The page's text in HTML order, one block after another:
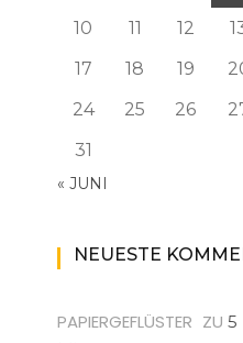
10
11 12
17
18 19
24
25 26
31
« JUNI
NEUESTE
PAPIERGEFLÜSTER ZU 5